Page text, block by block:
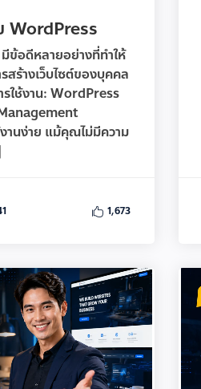
WordPress
ข้อดีหลายอย่างที่ทำให้
ร้างเว็บไซต์ของบุคคล
รใช้งาน: WordPress
านง่าย แม้คุณไม่มีความ
1,673